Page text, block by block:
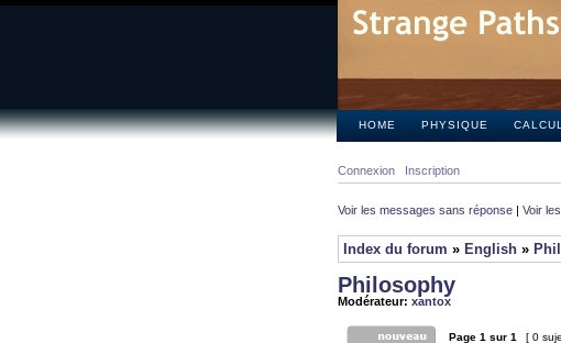
HOME PHYSIQUE CALCUL
Connexion Inscription
Voir les messages sans réponse | Voir
Index du forum » English »
Philosophy
Modérateur: xantox
Page 1 sur 1 [ 0